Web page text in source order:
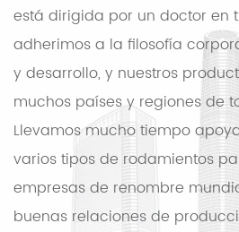
está dirigida por un doctor en
adherimos a la filosofía
y desarrollo, y nuestros
muchos países y regiones de
Llevamos mucho tiempo
varios tipos de rodamientos
empresas de renombre
buenas relaciones de